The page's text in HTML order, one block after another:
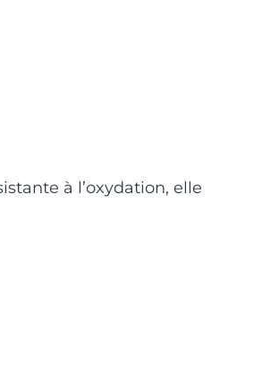
à l’oxydation, elle